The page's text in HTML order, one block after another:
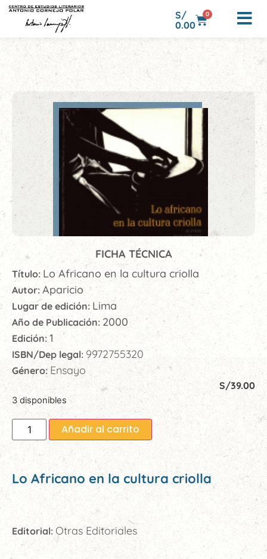
S/
0.00
0
FICHA TÉCNICA
Título: Lo Africano en la cultura criolla
Autor: Aparicio
Lugar de edición: Lima
Año de Publicación: 2000
Edición: 1
ISBN/Dep legal: 9972755320
Género: Ensayo
S/39.00
3 disponibles
Añadir al carrito
Lo Africano en la cultura criolla
Editorial: Otras Editoriales